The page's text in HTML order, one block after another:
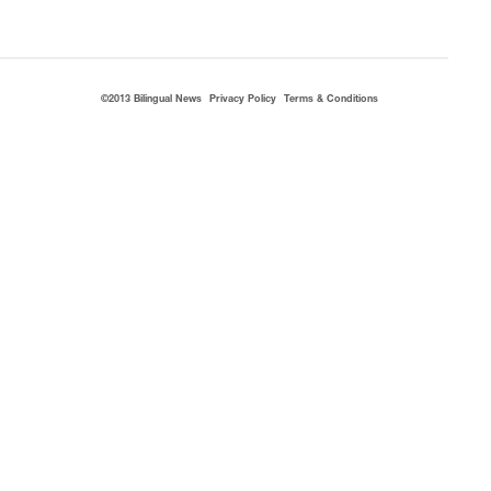
©2013 Bilingual News Privacy Policy Terms & Conditions